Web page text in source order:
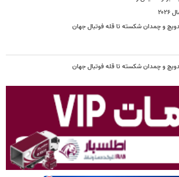
و چمدان شکسته تا قله فوتبال جهان
و چمدان شکسته تا قله فوتبال جهان